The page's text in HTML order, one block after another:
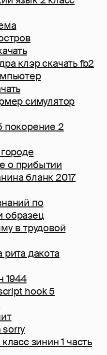
клэр скачать fb2
симулятор
покорение 2
о прибытии
бланк 2017
по
образец
в трудовой
рита дакота
1944
hook 5
sorry
зинин 1 часть